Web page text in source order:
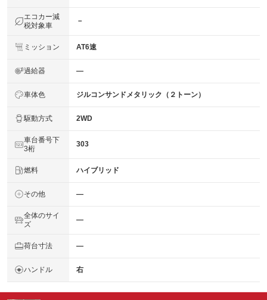
エコカー減
税対象車
－
ミッション AT6速
過給器 ―
車体色 ジルコンサンドメタリック（２トーン）
駆動方式 2WD
車台番号下
3桁
303
燃料 ハイブリッド
その他 ―
全体のサイ
ズ
―
荷台寸法 ―
ハンドル 右